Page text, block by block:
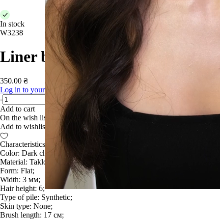
In stock
W3238
Liner brushes W3238 synthetics
350.00 ₴
Log in to your account
to see the final discount
-
+
Add to cart
On the wish list
Add to wishlist
Characteristics:
Color: Dark chokolate;
Material: Taklon;
Form: Flat;
Width: 3 мм;
Hair height: 6;
Type of pile: Synthetic;
Skin type: None;
Brush length: 17 см;